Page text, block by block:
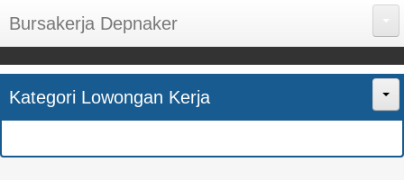
Bursakerja Depnaker
About Me
Disclaimer
Kategori Lowongan Kerja